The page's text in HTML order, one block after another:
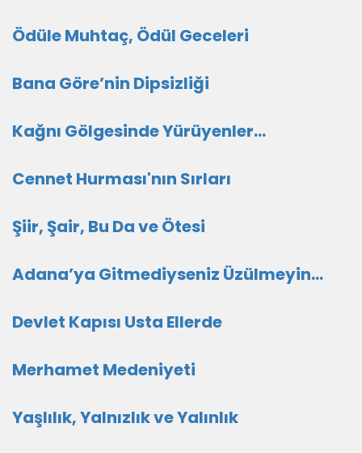
Ödüle Muhtaç, Ödül Geceleri
Bana Göre’nin Dipsizliği
Kağnı Gölgesinde Yürüyenler…
Cennet Hurması'nın Sırları
Şiir, Şair, Bu Da ve Ötesi
Adana’ya Gitmediyseniz Üzülmeyin…
Devlet Kapısı Usta Ellerde
Merhamet Medeniyeti
Yaşlılık, Yalnızlık ve Yalınlık